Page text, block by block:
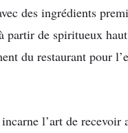
des ingrédients
partir de spiritueux
du restaurant pour
incarne l’art de recevoir